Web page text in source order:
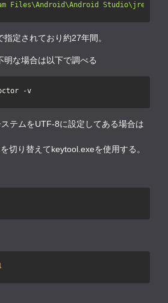
Files\Android\Android
定されており約27年間。
明な場合は以下で調べる
doctor -v
テムをUTF-8に設定してある場合は
切り替えてkeytool.exeを使用する。